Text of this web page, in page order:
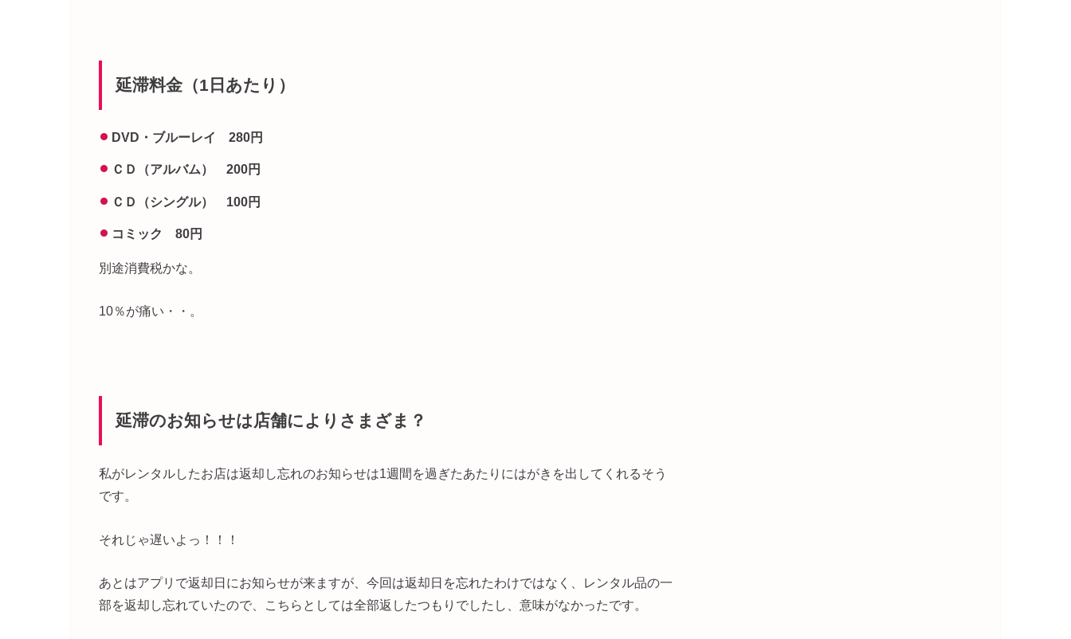
延滞料金（1日あたり）
DVD・ブルーレイ 280円
ＣＤ（アルバム） 200円
ＣＤ（シングル） 100円
コミック 80円
別途消費税かな。
10％が痛い・・。
延滞のお知らせは店舗によりさまざま？
私がレンタルしたお店は返却し忘れのお知らせは1週間を過ぎたあたりにはがきを出してくれるそう
です。
それじゃ遅いよっ！！！
あとはアプリで返却日にお知らせが来ますが、今回は返却日を忘れたわけではなく、レンタル品の一
部を返却し忘れていたので、こちらとしては全部返したつもりでしたし、意味がなかったです。